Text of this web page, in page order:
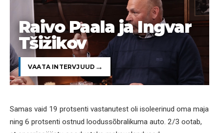
Raivo Paala ja Ingvar
Tšižikov
VAATA INTERVJUUD
Samas vaid 19 protsenti vastanutest oli isoleerinud oma maja
ning 6 protsenti ostnud loodussõbralikuma auto. 2/3 ootab,